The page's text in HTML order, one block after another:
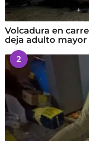
Volcadura en
deja adulto mayor
2